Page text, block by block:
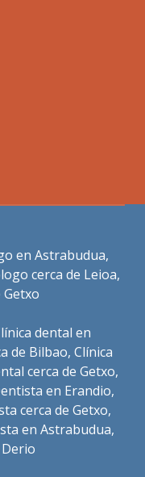
en Astrabudua,
cerca de Leioa,
Getxo
dental en
de Bilbao, Clínica
cerca de Getxo,
en Erandio,
cerca de Getxo,
en Astrabudua,